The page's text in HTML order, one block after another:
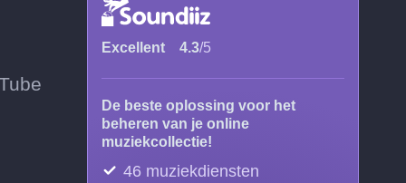
Excellent 4.3/5
De beste oplossing voor het
beheren van je online
muziekcollectie!
46 muziekdiensten